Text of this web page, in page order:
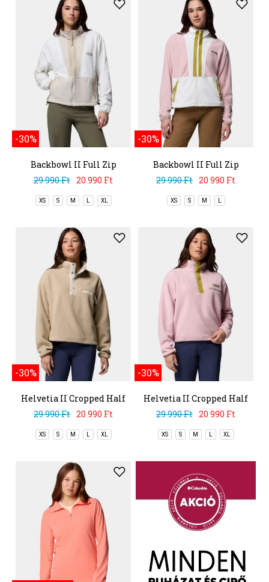
-30%
Backbowl II Full Zip
Fleece
29 990 Ft 20 990 Ft
XS S M L XL
-30%
Backbowl II Full Zip
Fleece
29 990 Ft 20 990 Ft
XS S M L
-30%
Helvetia II Cropped Half
Snap Fleece
29 990 Ft 20 990 Ft
XS S M L XL
-30%
Helvetia II Cropped Half
Snap Fleece
29 990 Ft 20 990 Ft
XS S M L XL